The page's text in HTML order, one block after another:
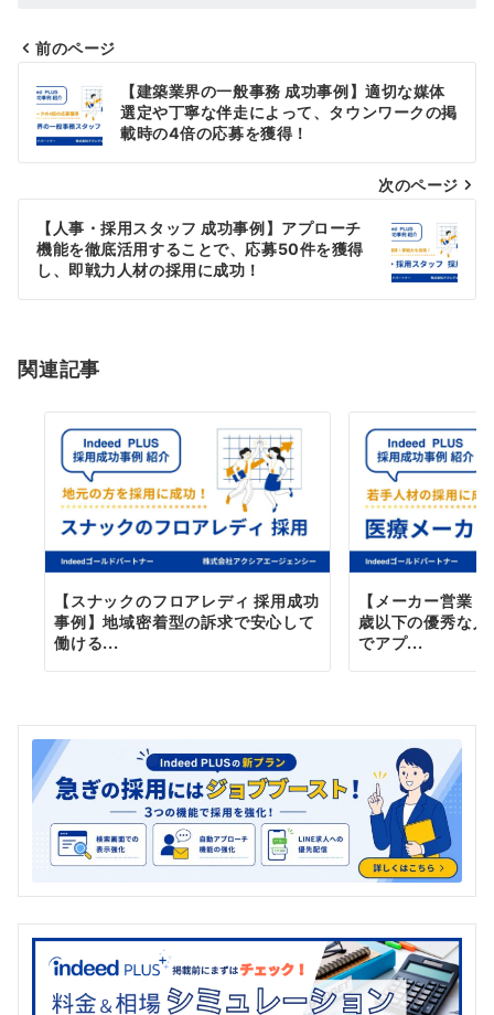
投
稿
ナ
ビ
ー
シ
ン
前のページ
【建築業界の一般事務 成功事例】適切な媒体
選定や丁寧な伴走によって、タウンワークの掲
載時の4倍の応募を獲得！
次のページ
【人事・採用スタッフ 成功事例】アプローチ
機能を徹底活用することで、応募50件を獲得
し、即戦力人材の採用に成功！
関連記事
【スナックのフロアレディ 採用成功
事例】地域密着型の訴求で安心して
働ける...
【メーカー営業
歳以下の優秀な
でアプ...